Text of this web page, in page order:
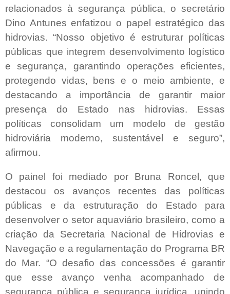
relacionados à segurança pública, o secretário
Dino Antunes enfatizou o papel estratégico das
hidrovias. “Nosso objetivo é estruturar políticas
públicas que integrem desenvolvimento logístico
e segurança, garantindo operações eficientes,
protegendo vidas, bens e o meio ambiente, e
destacando a importância de garantir maior
presença do Estado nas hidrovias. Essas
políticas consolidam um modelo de gestão
hidroviária moderno, sustentável e seguro”,
afirmou.
O painel foi mediado por Bruna Roncel, que
destacou os avanços recentes das políticas
públicas e da estruturação do Estado para
desenvolver o setor aquaviário brasileiro, como a
criação da Secretaria Nacional de Hidrovias e
Navegação e a regulamentação do Programa BR
do Mar. “O desafio das concessões é garantir
que esse avanço venha acompanhado de
segurança pública e segurança jurídica, unindo